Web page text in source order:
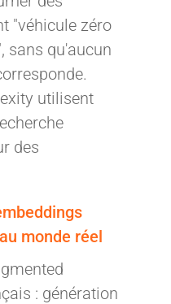
"véhicule zéro
sans qu'aucun
utilisent
des
monde réel
: génération